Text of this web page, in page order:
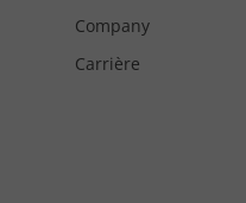
Company
Carrière